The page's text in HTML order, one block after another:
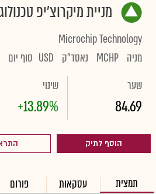
מניית מיקרוצ'יפ
Microchip Technology
מניה MCHP נאסד"ק USD סוף יום
שער
84.69
שינוי
+13.89%
הוסף לתיק
תמצית עסקאות פורום